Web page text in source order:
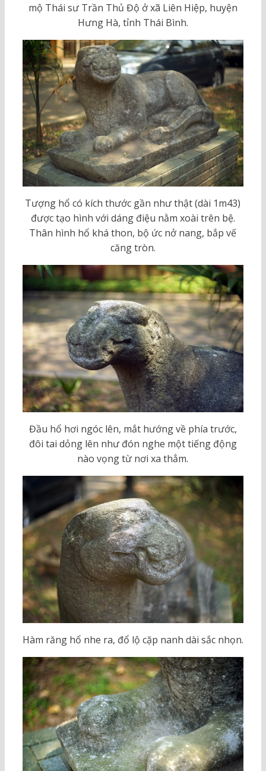
mộ Thái sư Trần Thủ Độ ở xã Liên Hiệp, huyện
Hưng Hà, tỉnh Thái Bình.
Tượng hổ có kích thước gần như thật (dài 1m43)
được tạo hình với dáng điệu nằm xoài trên bệ.
Thân hình hổ khá thon, bộ ức nở nang, bắp vế
căng tròn.
Đầu hổ hơi ngóc lên, mắt hướng về phía trước,
đôi tai dỏng lên như đón nghe một tiếng động
nào vọng từ nơi xa thẳm.
Hàm răng hổ nhe ra, đổ lộ cặp nanh dài sắc nhọn.